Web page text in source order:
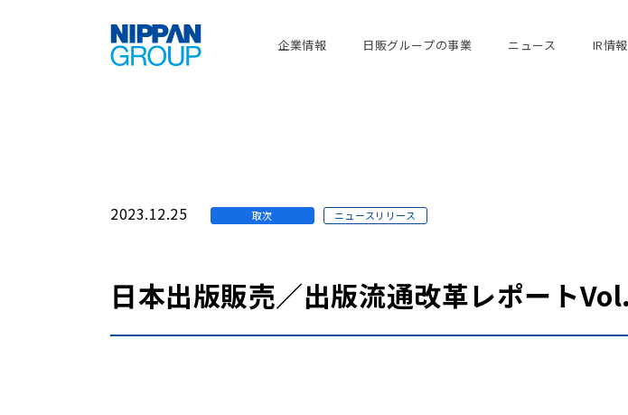
企業情報 日販グループの事業 ニュース IR情報
2023.12.25 取次 ニュースリリース
日本出版販売／出版流通改革レポート